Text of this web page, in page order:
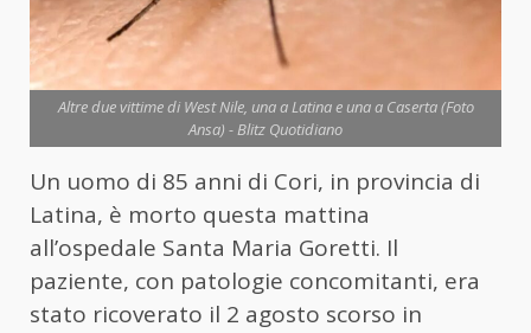
Altre due vittime di West Nile, una a Latina e una a Caserta (Foto
Ansa) - Blitz Quotidiano
Un uomo di 85 anni di Cori, in provincia di
Latina, è morto questa mattina
all’ospedale Santa Maria Goretti. Il
paziente, con patologie concomitanti, era
stato ricoverato il 2 agosto scorso in